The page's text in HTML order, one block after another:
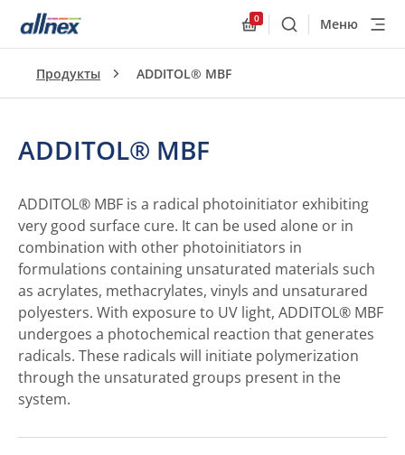
0
ПоискМеню
Продукты ADDITOL® MBF
ADDITOL® MBF
ADDITOL® MBF is a radical photoinitiator exhibiting
very good surface cure. It can be used alone or in
combination with other photoinitiators in
formulations containing unsaturated materials such
as acrylates, methacrylates, vinyls and unsaturared
polyesters. With exposure to UV light, ADDITOL® MBF
undergoes a photochemical reaction that generates
radicals. These radicals will initiate polymerization
through the unsaturated groups present in the
system.